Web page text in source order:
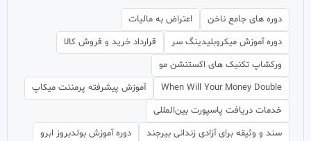
دوره های جامع ناخن
اعتراض به مالیات
دوره آموزش میکروبلیدینگ سر
قرارداد خرید و فروش کالا
ورکشاپ تکنیک های اکستنشن مو
When Will Your Money Double
آموزش پیشرفته پرمننت میکاپ
خدمات دریافت پاسپورت بین‌المللی
سند و وثیقه برای آزادی زندانی بیرجند
دوره آموزش بولدبروز ابرو